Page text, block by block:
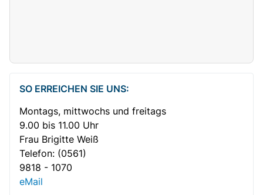
SO ERREICHEN SIE UNS:
Montags, mittwochs und freitags
9.00 bis 11.00 Uhr
Frau Brigitte Weiß
Telefon: (0561)
9818 - 1070
eMail